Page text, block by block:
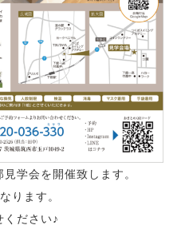
学会を開催致します。
ります。
ください♪